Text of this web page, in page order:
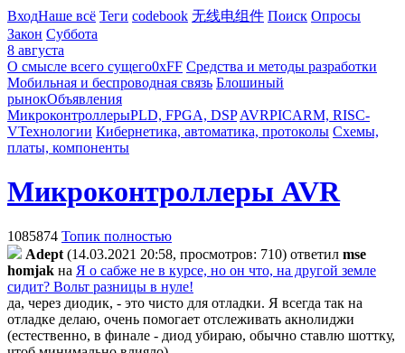
ВходНаше всё Теги codebook 无线电组件 Поиск Опросы
Закон Суббота
8 августа
О смысле всего сущего0xFF Средства и методы разработки
Мобильная и беспроводная связь Блошиный
рынокОбъявления
МикроконтроллерыPLD, FPGA, DSP AVRPICARM, RISC-
VТехнологии Кибернетика, автоматика, протоколы Схемы,
платы, компоненты
Микроконтроллеры AVR
1085874 Топик полностью
Adept (14.03.2021 20:58, просмотров: 710) ответил mse
homjak на Я о сабже не в курсе, но он что, на другой земле
сидит? Вольт разницы в нуле!
да, через диодик, - это чисто для отладки. Я всегда так на
отладке делаю, очень помогает отслеживать акнолиджи
(естественно, в финале - диод убираю, обычно ставлю шоттку,